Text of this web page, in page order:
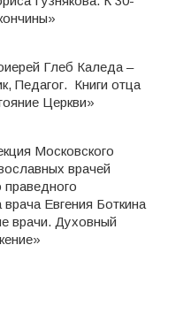
Глеб Каледа –
Педагог. Книги отца
Церкви»
Московского
врачей
праведного
врача Евгения Боткина
врачи. Духовный